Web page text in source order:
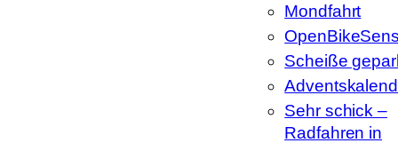
Mondfahrt
Scheiße
Sehr schick –
Radfahren in